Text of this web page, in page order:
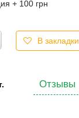
+ 100 грн
В закладки
Отзывы